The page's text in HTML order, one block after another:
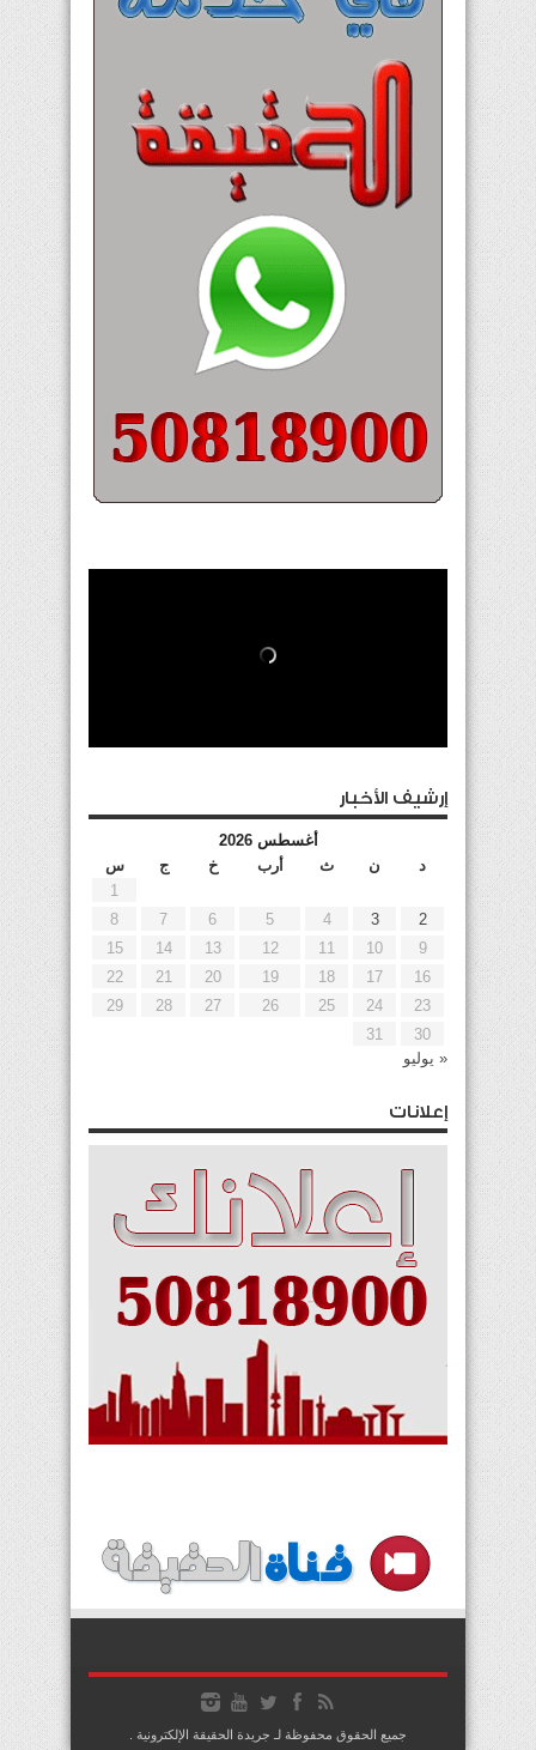
إرشيف الأخبار
أغسطس 2026
د
ن ث أرب خ ج
س
1
2
3
4
5
6
7
8
9
10
11
12
13
14
15
16
17
18
19
20
21
22
23
24
25
26
27
28
29
30
31
« يوليو
إعلانات
جميع الحقوق محفوظة لـ جريدة الحقيقة الإلكترونية .